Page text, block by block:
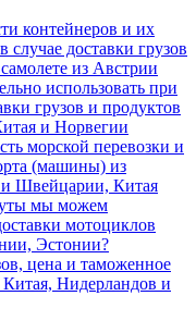
контейнеров и их
случае доставки грузов
из Австрии
использовать при
грузов и продуктов
и Норвегии
морской перевозки и
(машины) из
Швейцарии, Китая
мы можем
мотоциклов
Эстонии?
цена и таможенное
Нидерландов и